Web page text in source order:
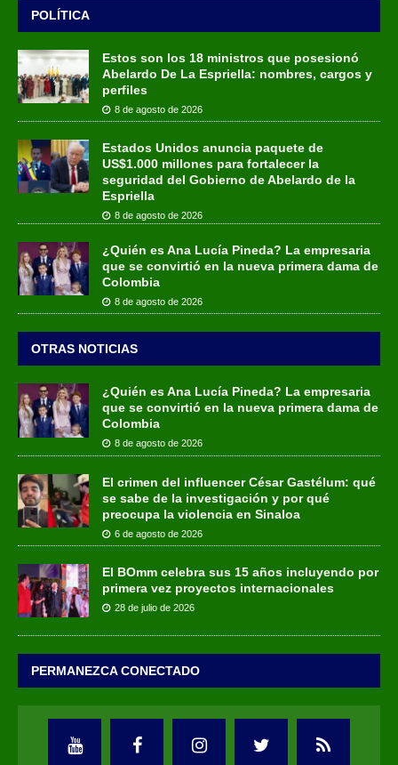
POLÍTICA
Estos son los 18 ministros que posesionó
Abelardo De La Espriella: nombres, cargos y
perfiles
8 de agosto de 2026
Estados Unidos anuncia paquete de
US$1.000 millones para fortalecer la
seguridad del Gobierno de Abelardo de la
Espriella
8 de agosto de 2026
¿Quién es Ana Lucía Pineda? La empresaria
que se convirtió en la nueva primera dama de
Colombia
8 de agosto de 2026
OTRAS NOTICIAS
¿Quién es Ana Lucía Pineda? La empresaria
que se convirtió en la nueva primera dama de
Colombia
8 de agosto de 2026
El crimen del influencer César Gastélum: qué
se sabe de la investigación y por qué
preocupa la violencia en Sinaloa
6 de agosto de 2026
El BOmm celebra sus 15 años incluyendo por
primera vez proyectos internacionales
28 de julio de 2026
PERMANEZCA CONECTADO